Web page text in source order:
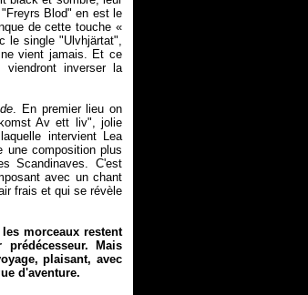
Blod" en est le
de cette touche «
le single "Ulvhjärtat",
vient jamais. Et ce
inverser la
. En premier lieu on
Av ett liv", jolie
intervient Lea
une composition plus
Scandinaves. C'est
avec un chant
frais et qui se révèle
morceaux restent
Mais
plaisant, avec
d'aventure.